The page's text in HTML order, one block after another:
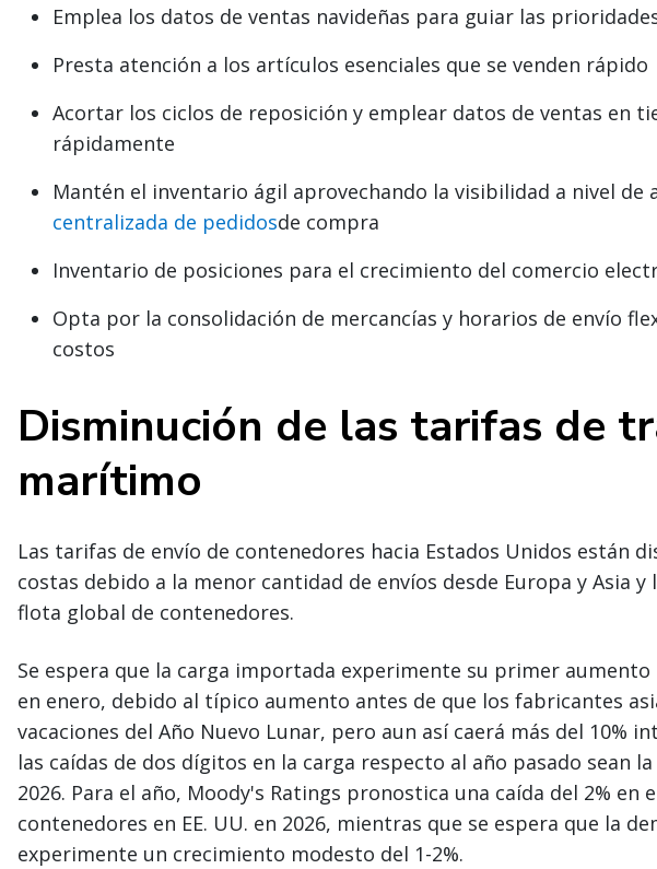
Emplea los datos de ventas navideñas para guiar las
Presta atención a los artículos esenciales que se venden rápido
Acortar los ciclos de reposición y emplear datos de ventas en
rápidamente
Mantén el inventario ágil aprovechando la visibilidad a nivel de
centralizada de pedidosde compra
Inventario de posiciones para el crecimiento del comercio
Opta por la consolidación de mercancías y horarios de envío
costos
Disminución de las tarifas de
marítimo
Las tarifas de envío de contenedores hacia Estados Unidos están
costas debido a la menor cantidad de envíos desde Europa y Asia y
flota global de contenedores.
Se espera que la carga importada experimente su primer aumento
en enero, debido al típico aumento antes de que los fabricantes
vacaciones del Año Nuevo Lunar, pero aun así caerá más del 10%
las caídas de dos dígitos en la carga respecto al año pasado sean
2026. Para el año, Moody's Ratings pronostica una caída del 2% en
contenedores en EE. UU. en 2026, mientras que se espera que la
experimente un crecimiento modesto del 1-2%.